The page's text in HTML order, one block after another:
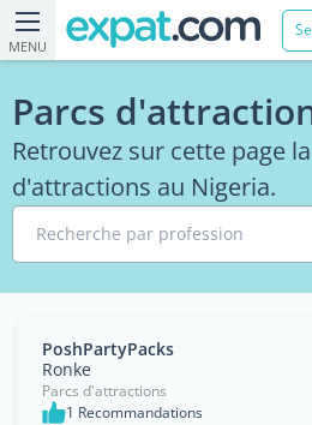
MENU
Parcs
Retrouvez sur cette page
d'attractions au Nigeria.
Recherche par profession
PoshPartyPacks
Ronke
Parcs d'attractions
1 Recommandations